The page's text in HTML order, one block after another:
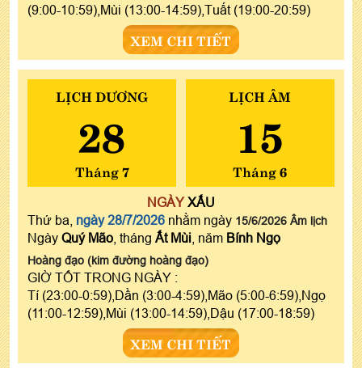
(9:00-10:59),Mùi (13:00-14:59),Tuất (19:00-20:59)
XEM CHI TIẾT
LỊCH DƯƠNG
28
Tháng 7
LỊCH ÂM
15
Tháng 6
NGÀYXẤU
Thứ ba, ngày 28/7/2026 nhằm ngày 15/6/2026 Âm lịch
Ngày Quý Mão , tháng Ất Mùi , năm Bính Ngọ
Hoàng đạo (kim đường hoàng đạo)
GIỜ TỐT TRONG NGÀY :
Tí (23:00-0:59),Dần (3:00-4:59),Mão (5:00-6:59),Ngọ
(11:00-12:59),Mùi (13:00-14:59),Dậu (17:00-18:59)
XEM CHI TIẾT